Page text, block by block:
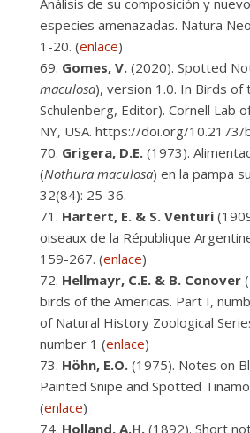
Análisis de su composición y
especies amenazadas. Natura
1-20. (enlace)
Gomes, V. (2020). Spotted
maculosa), version 1.0. In Birds of
Schulenberg, Editor). Cornell Lab
NY, USA. https://doi.org/10.2173/
Grigera, D.E. (1973).
(Nothura maculosa) en la pampa
32(84): 25-36.
Hartert, E. & S. Venturi
oiseaux de la République
159-267. (enlace)
Hellmayr, C.E. & B. Conover
birds of the Americas. Part I,
of Natural History Zoological
number 1 (enlace)
Höhn, E.O. (1975). Notes on
Painted Snipe and Spotted
(enlace)
Holland, A.H. (1892). Short